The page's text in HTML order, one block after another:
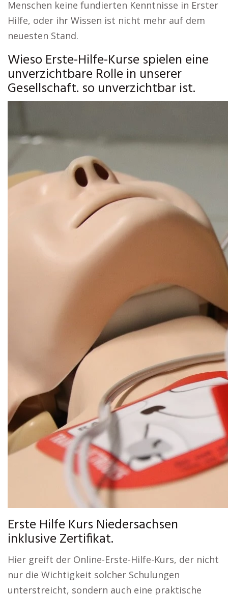
Menschen keine fundierten Kenntnisse in Erster
Hilfe, oder ihr Wissen ist nicht mehr auf dem
neuesten Stand.
Wieso Erste-Hilfe-Kurse spielen eine
unverzichtbare Rolle in unserer
Gesellschaft. so unverzichtbar ist.
Erste Hilfe Kurs Niedersachsen
inklusive Zertifikat.
Hier greift der Online-Erste-Hilfe-Kurs, der nicht
nur die Wichtigkeit solcher Schulungen
unterstreicht, sondern auch eine praktische